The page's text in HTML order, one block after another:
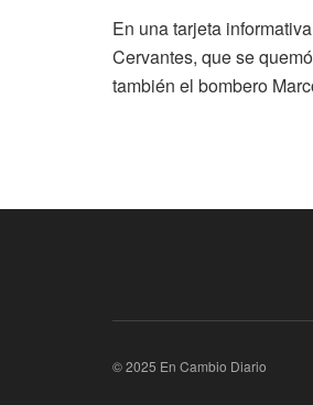
En una tarjeta
Cervantes, que se
también el bombero
© 2025 En Cambio Diario